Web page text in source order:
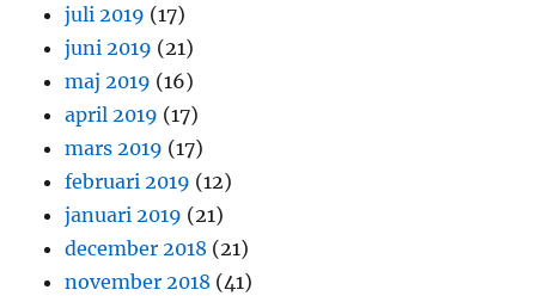
juli 2019 (17)
juni 2019 (21)
maj 2019 (16)
april 2019 (17)
mars 2019 (17)
februari 2019 (12)
januari 2019 (21)
december 2018 (21)
november 2018 (41)